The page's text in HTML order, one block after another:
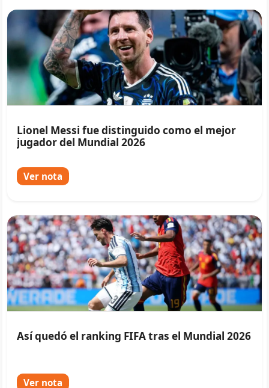
Lionel Messi fue distinguido como el mejor
jugador del Mundial 2026
Ver nota
Así quedó el ranking FIFA tras el Mundial 2026
Ver nota